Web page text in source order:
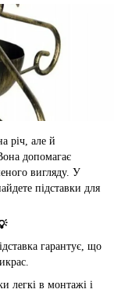
річ, але й
допомагає
вигляду. У
підставки для
гарантує, що
легкі в монтажі і